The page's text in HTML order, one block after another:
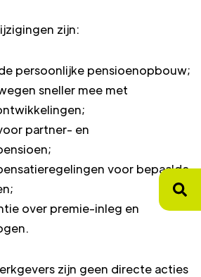
zijn:
persoonlijke pensioenopbouw;
sneller mee met
partner- en
voor bepaalde
over premie-inleg en
zijn geen directe acties